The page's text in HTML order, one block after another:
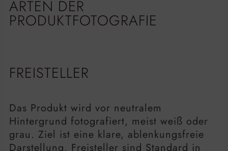
ARTEN DER
PRODUKTFOTOGRAFIE
FREISTELLER
Das Produkt wird vor neutralem
Hintergrund fotografiert, meist weiß oder
grau. Ziel ist eine klare, ablenkungsfreie
Darstellung. Freisteller sind Standard in